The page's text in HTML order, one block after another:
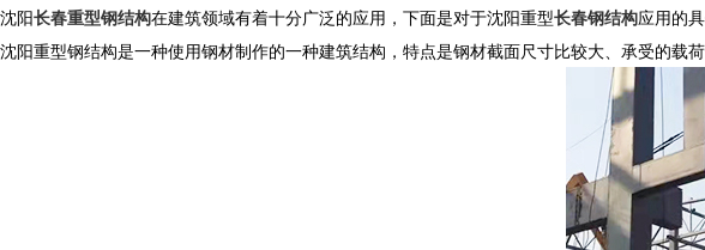
沈阳长春重型钢结构在建筑领域有着十分广泛的应用，下面是对于沈阳重型长春钢结构应用的
沈阳重型钢结构是一种使用钢材制作的一种建筑结构，特点是钢材截面尺寸比较大、承受的载